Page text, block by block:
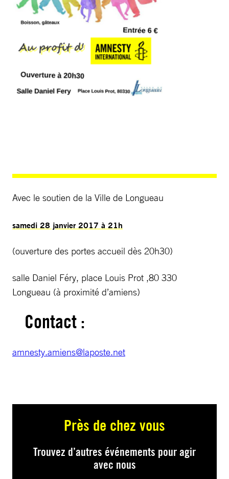
Avec le soutien de la Ville de Longueau
samedi 28 janvier 2017 à 21h
(ouverture des portes accueil dès 20h30)
salle Daniel Féry, place Louis Prot ,80 330
Longueau (à proximité d’amiens)
Contact :
amnesty.amiens@laposte.net
Près de chez vous
Trouvez d’autres événements pour agir
avec nous